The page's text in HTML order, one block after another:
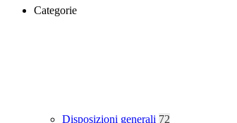
Categorie
Disposizioni generali 72